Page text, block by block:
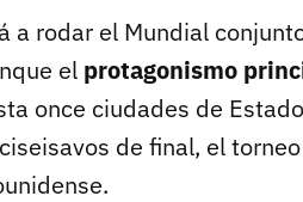
a rodar el Mundial
el protagonismo
once ciudades de
de final, el